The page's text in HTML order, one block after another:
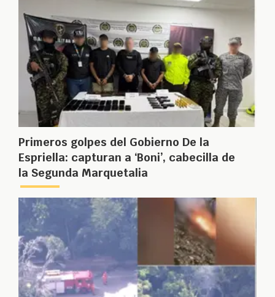
Primeros golpes del Gobierno De la
Espriella: capturan a ‘Boni’, cabecilla de
la Segunda Marquetalia